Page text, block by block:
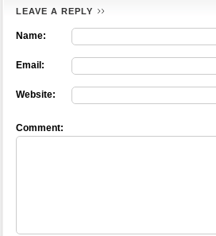
LEAVE A REPLY
Name:
Email:
Website:
Comment: